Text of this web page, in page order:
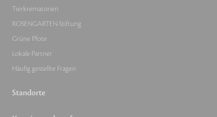
Tierkrematorien
ROSENGARTEN-Stiftung
Grüne Pfote
Lokale Partner
Häufig gestellte Fragen
Standorte